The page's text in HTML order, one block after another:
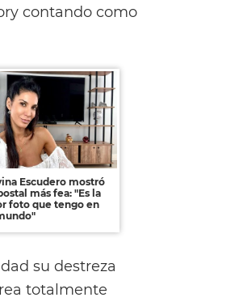
contando como
Escudero mostró
más fea: "Es la
foto que tengo en
su destreza
totalmente